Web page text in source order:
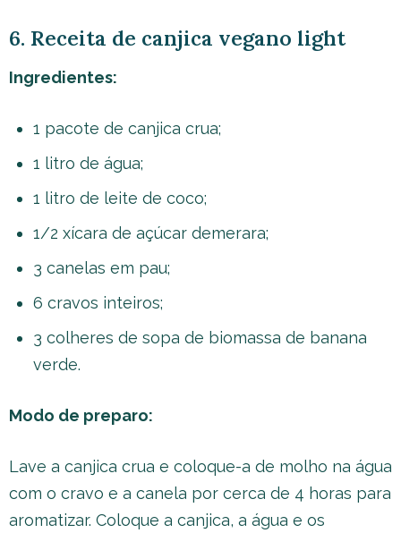
6. Receita de canjica vegano light
Ingredientes:
1 pacote de canjica crua;
1 litro de água;
1 litro de leite de coco;
1/2 xícara de açúcar demerara;
3 canelas em pau;
6 cravos inteiros;
3 colheres de sopa de biomassa de banana
verde.
Modo de preparo:
Lave a canjica crua e coloque-a de molho na água
com o cravo e a canela por cerca de 4 horas para
aromatizar. Coloque a canjica, a água e os